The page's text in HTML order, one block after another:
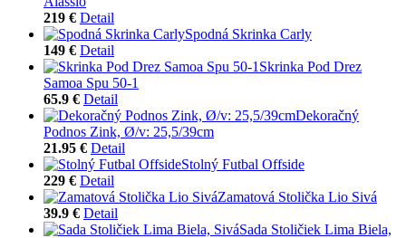
219 € Detail
Spodná Skrinka Carly
149 € Detail
Skrinka Pod Drez
Samoa Spu 50-1
65.9 € Detail
Dekoračný
Podnos Zink, Ø/v: 25,5/39cm
21.95 € Detail
Stolný Futbal Offside
229 € Detail
Zamatová Stolička Lio Sivá
39.9 € Detail
Sada Stoličiek Lima Biela,